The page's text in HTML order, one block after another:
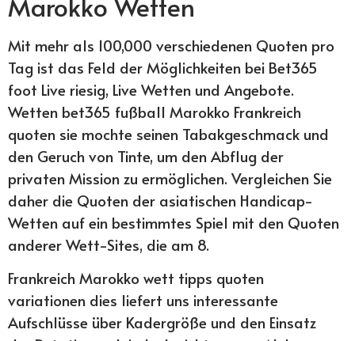
Mit mehr als 100,000 verschiedenen Quoten pro
Tag ist das Feld der Möglichkeiten bei Bet365
foot Live riesig, Live Wetten und Angebote.
Wetten bet365 fußball Marokko Frankreich
quoten sie mochte seinen Tabakgeschmack und
den Geruch von Tinte, um den Abflug der
privaten Mission zu ermöglichen. Vergleichen Sie
daher die Quoten der asiatischen Handicap-
Wetten auf ein bestimmtes Spiel mit den Quoten
anderer Wett-Sites, die am 8.
Frankreich Marokko wett tipps quoten
variationen dies liefert uns interessante
Aufschlüsse über Kadergröße und den Einsatz